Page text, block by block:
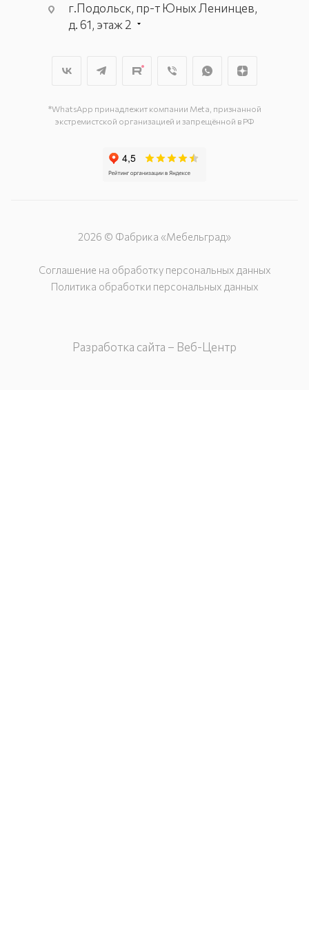
г.Подольск, пр-т Юных Ленинцев,
д. 61, этаж 2
г. Подольск, ул. Станционная, д. 11
*WhatsApp принадлежит компании Meta, признанной
экстремистской организацией и запрещённой в РФ
2026 © Фабрика «Мебельград»
Соглашение на обработку персональных данных
Политика обработки персональных данных
Разработка сайта – Веб-Центр